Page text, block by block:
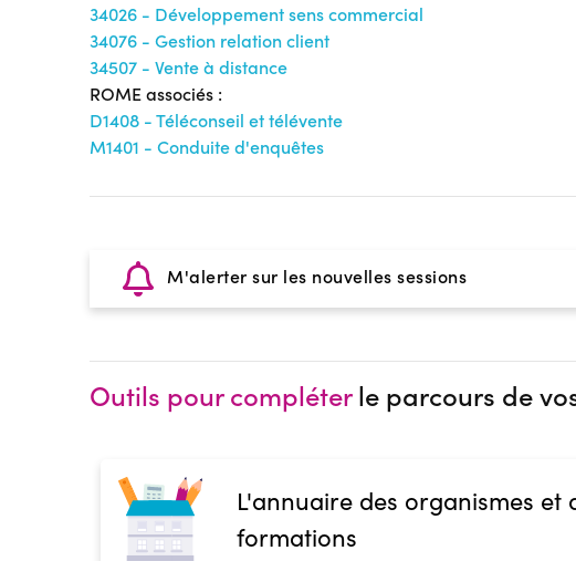
34026 - Développement sens commercial
34076 - Gestion relation client
34507 - Vente à distance
ROME associés :
D1408 - Téléconseil et télévente
M1401 - Conduite d'enquêtes
M'alerter sur les nouvelles sessions
Outils pour compléterle parcours de
L'annuaire des organismes et
formations